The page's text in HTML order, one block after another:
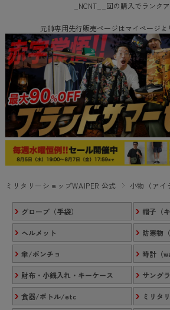
_NCNT__ 回の購入でランクア
元帥専用先行販売ページはマイページよ
ミリタリーショップWAIPER 公式 小物（アイ
グローブ（手袋） 帽子（
ヘルメット 防寒物
傘/ポンチョ 時計（
財布・小銭入れ・キーケース サング
食器/ボトル/etc ミリタ